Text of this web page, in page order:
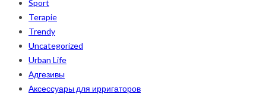
Sport
Terapie
Trendy
Uncategorized
Urban Life
Адгезивы
Аксессуары для ирригаторов